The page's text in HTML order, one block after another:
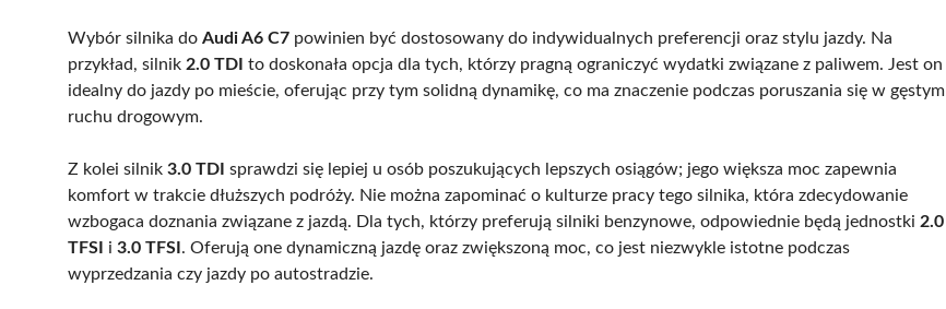
Wybór silnika do Audi A6 C7 powinien być dostosowany do indywidualnych preferencji oraz stylu jazdy. Na
przykład, silnik 2.0 TDI to doskonała opcja dla tych, którzy pragną ograniczyć wydatki związane z paliwem. Jest on
idealny do jazdy po mieście, oferując przy tym solidną dynamikę, co ma znaczenie podczas poruszania się w gęstym
ruchu drogowym.
Z kolei silnik 3.0 TDI sprawdzi się lepiej u osób poszukujących lepszych osiągów; jego większa moc zapewnia
komfort w trakcie dłuższych podróży. Nie można zapominać o kulturze pracy tego silnika, która zdecydowanie
wzbogaca doznania związane z jazdą. Dla tych, którzy preferują silniki benzynowe, odpowiednie będą jednostki 2.0
TFSI
i 3.0 TFSI . Oferują one dynamiczną jazdę oraz zwiększoną moc, co jest niezwykle istotne podczas
wyprzedzania czy jazdy po autostradzie.